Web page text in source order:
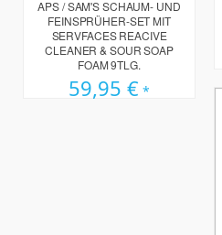
0%
APS / SAM'S SCHAUM- UND
FEINSPRÜHER-SET MIT
SERVFACES REACIVE
CLEANER & SOUR SOAP
FOAM 9TLG.
59,95 €